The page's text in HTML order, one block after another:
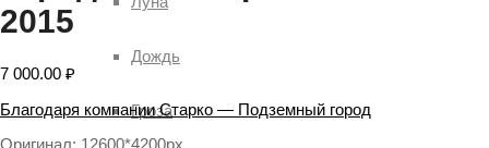
Дождь
Гроза
2015
7 000.00 ₽
Благодаря компании Старко — Подземный город